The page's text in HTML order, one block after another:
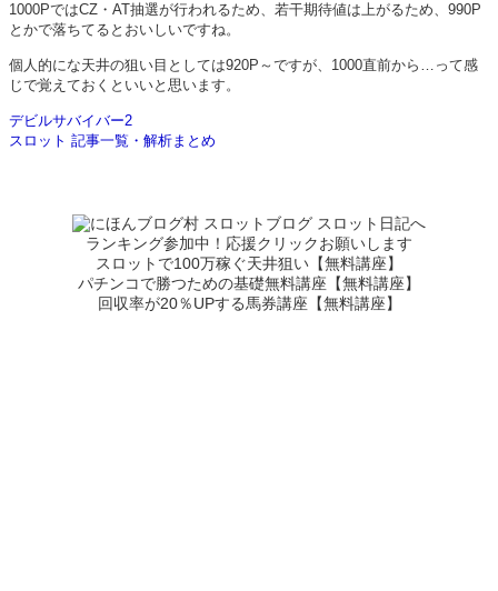
1000PではCZ・AT抽選が行われるため、若干期待値は上がるため、990P
とかで落ちてるとおいしいですね。
個人的にな天井の狙い目としては920P～ですが、1000直前から…って感
じで覚えておくといいと思います。
デビルサバイバー2
スロット 記事一覧・解析まとめ
ランキング参加中！応援クリックお願いします
スロットで100万稼ぐ天井狙い【無料講座】
パチンコで勝つための基礎無料講座【無料講座】
回収率が20％UPする馬券講座【無料講座】